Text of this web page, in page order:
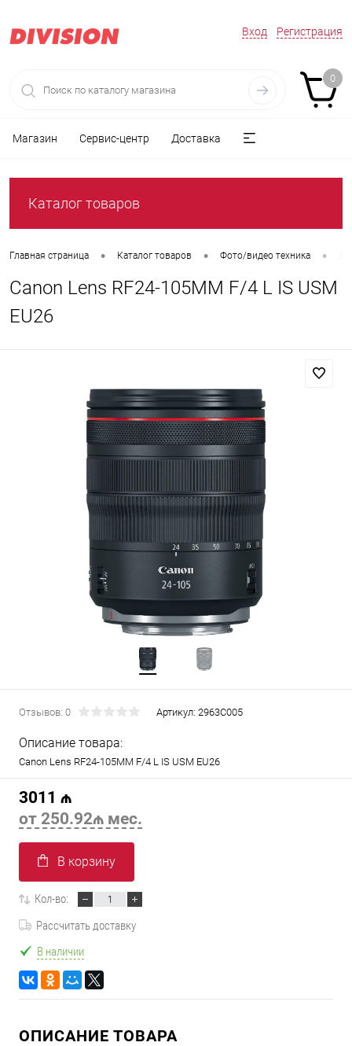
Вход Регистрация
0
Магазин Сервис-центр Доставка
Каталог товаров
Главная страница • Каталог товаров • Фото/видео техника •
Canon Lens RF24-105MM F/4 L IS USM
EU26
Отзывов: 0 Артикул: 2963C005
Описание товара:
Canon Lens RF24-105MM F/4 L IS USM EU26
3011 ₼
от 250.92₼ мес.
В корзину
Кол-во:
Рассчитать доставку
В наличии
ОПИСАНИЕ ТОВАРА